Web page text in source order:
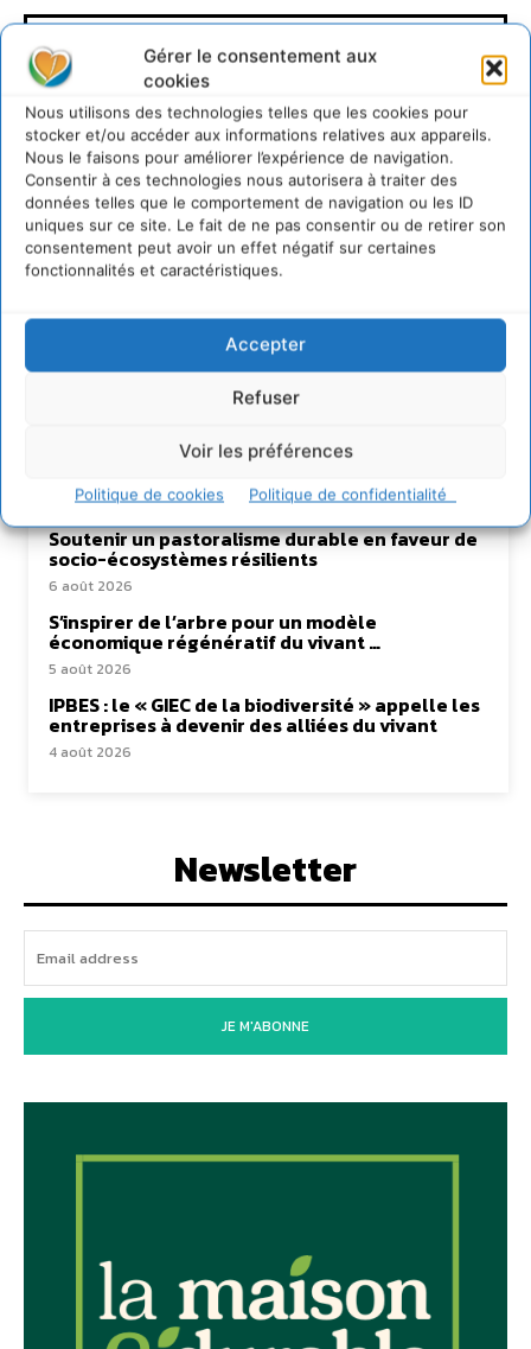
Gérer le consentement aux
cookies
Nous utilisons des technologies telles que les cookies pour
stocker et/ou accéder aux informations relatives aux appareils.
Nous le faisons pour améliorer l’expérience de navigation.
Consentir à ces technologies nous autorisera à traiter des
données telles que le comportement de navigation ou les ID
uniques sur ce site. Le fait de ne pas consentir ou de retirer son
consentement peut avoir un effet négatif sur certaines
fonctionnalités et caractéristiques.
Accepter
Refuser
Voir les préférences
Politique de cookies Politique de confidentialité
Olivier Giraud
Lire aussi
Transformer les territoires par le dialogue et la
coopération avec un Commun
7 août 2026
Soutenir un pastoralisme durable en faveur de
socio-écosystèmes résilients
6 août 2026
S’inspirer de l’arbre pour un modèle
économique régénératif du vivant …
5 août 2026
IPBES : le « GIEC de la biodiversité » appelle les
entreprises à devenir des alliées du vivant
4 août 2026
Newsletter
JE M'ABONNE